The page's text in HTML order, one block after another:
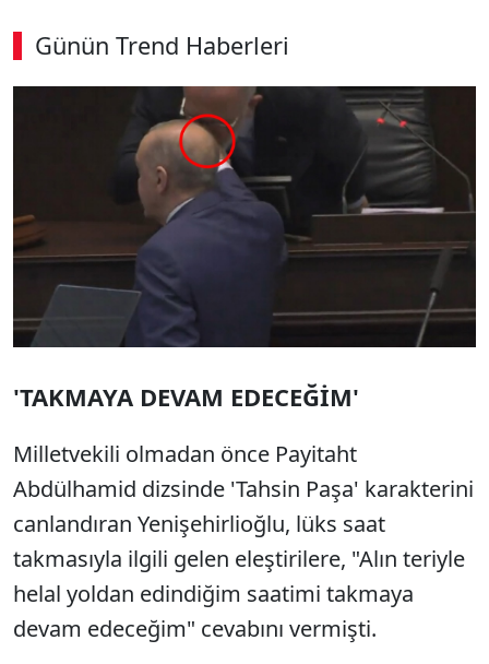
Günün Trend Haberleri
00:02 / 09:08
Sesi Aç
'TAKMAYA DEVAM EDECEĞİM'
Milletvekili olmadan önce Payitaht
Abdülhamid dizsinde 'Tahsin Paşa' karakterini
canlandıran Yenişehirlioğlu, lüks saat
takmasıyla ilgili gelen eleştirilere, "Alın teriyle
helal yoldan edindiğim saatimi takmaya
devam edeceğim" cevabını vermişti.